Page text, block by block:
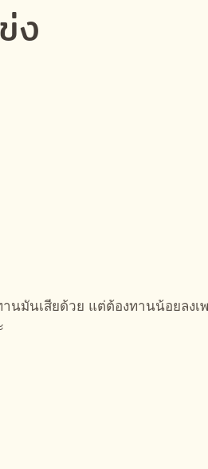
ง
นมันเสียด้วย แต่ต้องทานน้อยล